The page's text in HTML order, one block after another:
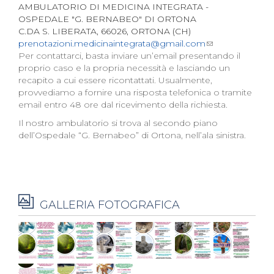
AMBULATORIO DI MEDICINA INTEGRATA -
OSPEDALE "G. BERNABEO" DI ORTONA
C.DA S. LIBERATA, 66026, ORTONA (CH)
prenotazioni.medicinaintegrata@gmail.com
Per contattarci, basta inviare un’email presentando il
proprio caso e la propria necessità e lasciando un
recapito a cui essere ricontattati. Usualmente,
provvediamo a fornire una risposta telefonica o tramite
email entro 48 ore dal ricevimento della richiesta.
Il nostro ambulatorio si trova al secondo piano
dell’Ospedale “G. Bernabeo” di Ortona, nell’ala sinistra.
GALLERIA FOTOGRAFICA